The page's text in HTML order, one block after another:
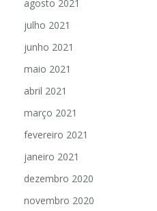
agosto 2021
julho 2021
junho 2021
maio 2021
abril 2021
março 2021
fevereiro 2021
janeiro 2021
dezembro 2020
novembro 2020